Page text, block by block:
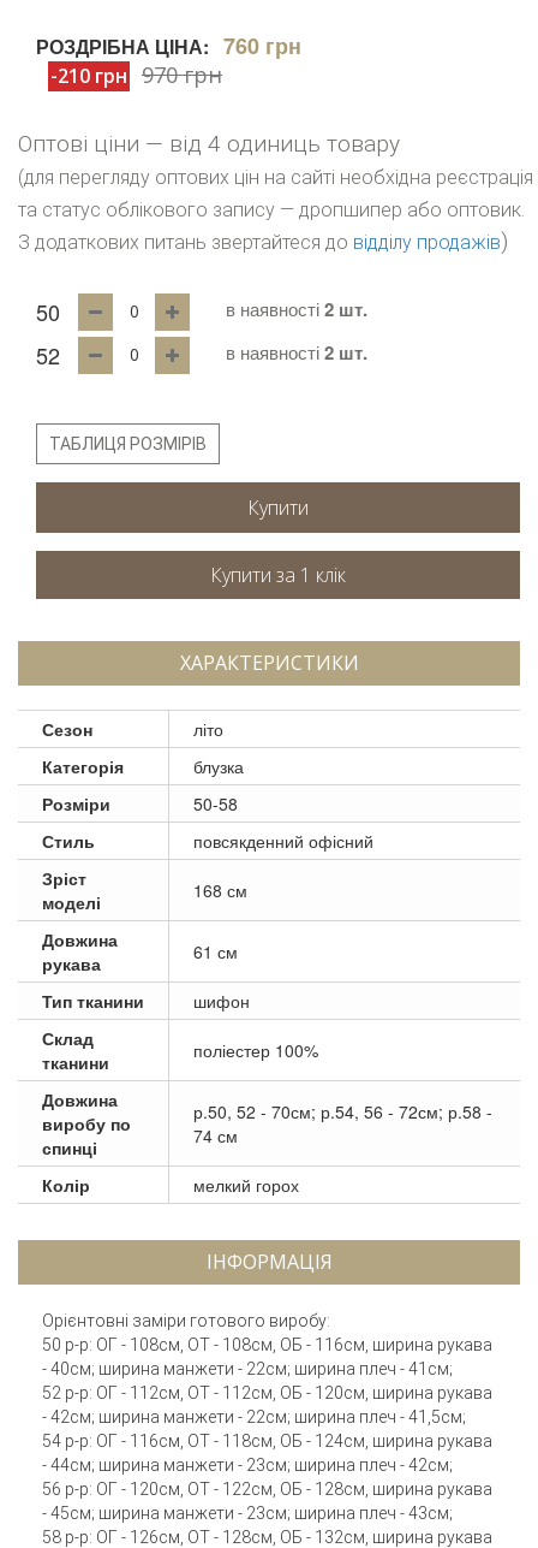
РОЗДРІБНА ЦІНА: 760 грн
-210 грн 970 грн
Оптові ціни — від 4 одиниць товару
(для перегляду оптових цін на сайті необхідна реєстрація
та статус облікового запису — дропшипер або оптовик.
З додаткових питань звертайтеся до відділу продажів)
50 в наявності2 шт.
52 в наявності2 шт.
ТАБЛИЦЯ РОЗМІРІВ
Купити
ХАРАКТЕРИСТИКИ
Сезон
літо
Категорія
блузка
Розміри
50-58
Стиль
повсякденний офісний
Зріст
моделі
168 см
Довжина
рукава
61 см
Тип тканини
шифон
Склад
тканини
поліестер 100%
Довжина
виробу по
спинці
р.50, 52 - 70см; р.54, 56 - 72см; р.58 -
74 см
Колір мелкий горох
ІНФОРМАЦІЯ
Орієнтовні заміри готового виробу:
50 р-р: ОГ - 108см, ОТ - 108см, ОБ - 116см, ширина рукава
- 40см; ширина манжети - 22см; ширина плеч - 41см;
52 р-р: ОГ - 112см, ОТ - 112см, ОБ - 120см, ширина рукава
- 42см; ширина манжети - 22см; ширина плеч - 41,5см;
54 р-р: ОГ - 116см, ОТ - 118см, ОБ - 124см, ширина рукава
- 44см; ширина манжети - 23см; ширина плеч - 42см;
56 р-р: ОГ - 120см, ОТ - 122см, ОБ - 128см, ширина рукава
- 45см; ширина манжети - 23см; ширина плеч - 43см;
58 р-р: ОГ - 126см, ОТ - 128см, ОБ - 132см, ширина рукава